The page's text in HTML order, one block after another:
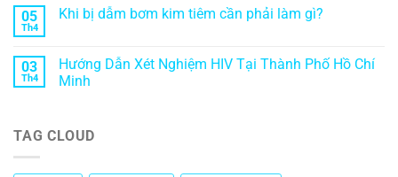
05
Th4
Khi bị dẫm bơm kim tiêm cần phải làm gì?
03
Th4
Hướng Dẫn Xét Nghiệm HIV Tại Thành Phố Hồ Chí
Minh
TAG CLOUD